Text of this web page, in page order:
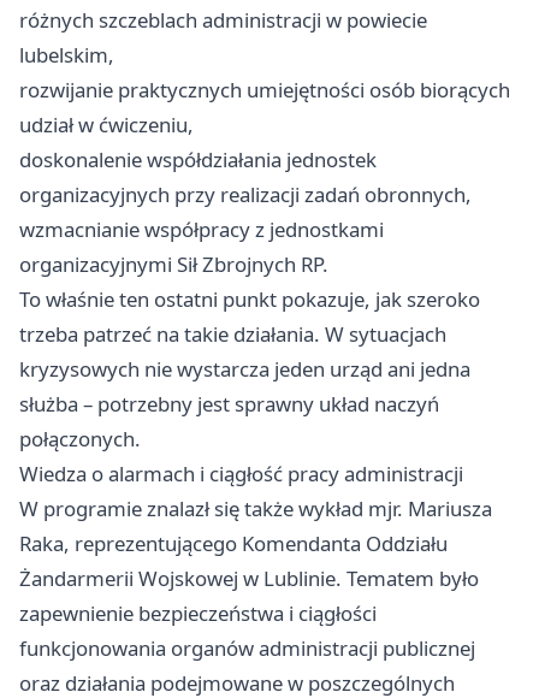
różnych szczeblach administracji w powiecie
lubelskim,
rozwijanie praktycznych umiejętności osób biorących
udział w ćwiczeniu,
doskonalenie współdziałania jednostek
organizacyjnych przy realizacji zadań obronnych,
wzmacnianie współpracy z jednostkami
organizacyjnymi Sił Zbrojnych RP.
To właśnie ten ostatni punkt pokazuje, jak szeroko
trzeba patrzeć na takie działania. W sytuacjach
kryzysowych nie wystarcza jeden urząd ani jedna
służba – potrzebny jest sprawny układ naczyń
połączonych.
Wiedza o alarmach i ciągłość pracy administracji
W programie znalazł się także wykład mjr. Mariusza
Raka, reprezentującego Komendanta Oddziału
Żandarmerii Wojskowej w Lublinie. Tematem było
zapewnienie bezpieczeństwa i ciągłości
funkcjonowania organów administracji publicznej
oraz działania podejmowane w poszczególnych